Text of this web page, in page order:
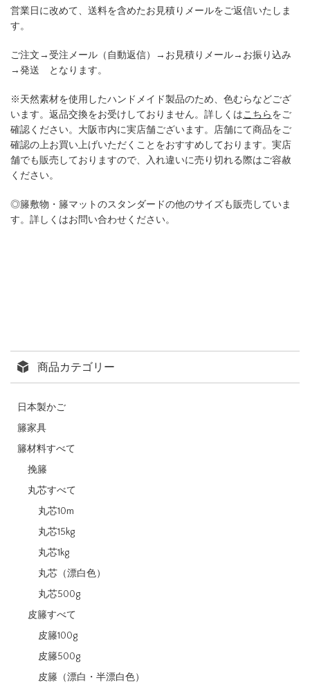
営業日に改めて、送料を含めたお見積りメールをご返信いたしま
す。
ご注文→受注メール（自動返信）→お見積りメール→お振り込み
→発送 となります。
※天然素材を使用したハンドメイド製品のため、色むらなどござ
います。返品交換をお受けしておりません。詳しくはこちらをご
確認ください。大阪市内に実店舗ございます。店舗にて商品をご
確認の上お買い上げいただくことをおすすめしております。実店
舗でも販売しておりますので、入れ違いに売り切れる際はご容赦
ください。
◎籐敷物・籐マットのスタンダードの他のサイズも販売していま
す。詳しくはお問い合わせください。
商品カテゴリー
日本製かご
籐家具
籐材料すべて
挽籐
丸芯すべて
丸芯10m
丸芯15kg
丸芯1kg
丸芯（漂白色）
丸芯500g
皮籐すべて
皮籐100g
皮籐500g
皮籐（漂白・半漂白色）